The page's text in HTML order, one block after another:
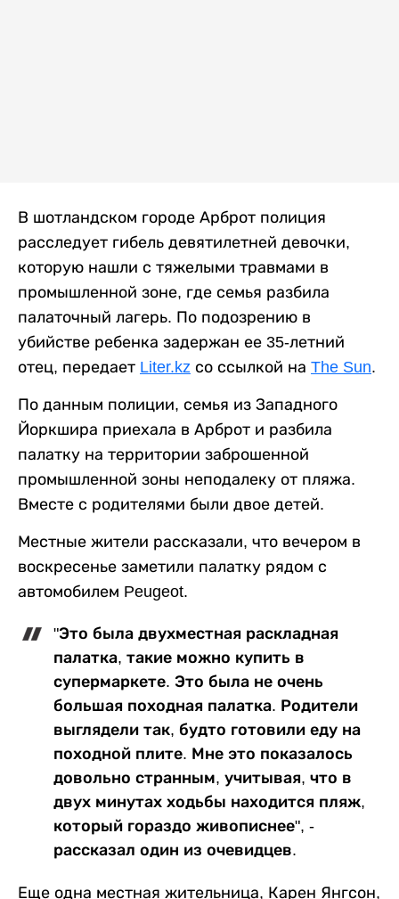
В шотландском городе Арброт полиция
расследует гибель девятилетней девочки,
которую нашли с тяжелыми травмами в
промышленной зоне, где семья разбила
палаточный лагерь. По подозрению в
убийстве ребенка задержан ее 35-летний
отец, передает Liter.kz со ссылкой на The Sun.
По данным полиции, семья из Западного
Йоркшира приехала в Арброт и разбила
палатку на территории заброшенной
промышленной зоны неподалеку от пляжа.
Вместе с родителями были двое детей.
Местные жители рассказали, что вечером в
воскресенье заметили палатку рядом с
автомобилем Peugeot.
"Это была двухместная раскладная
палатка, такие можно купить в
супермаркете. Это была не очень
большая походная палатка. Родители
выглядели так, будто готовили еду на
походной плите. Мне это показалось
довольно странным, учитывая, что в
двух минутах ходьбы находится пляж,
который гораздо живописнее", -
рассказал один из очевидцев.
Еще одна местная жительница, Карен Янгсон,